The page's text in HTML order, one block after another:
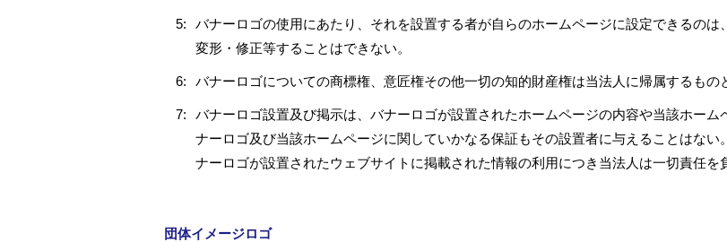
5:
バナーロゴの使用にあたり、それを設置する者が自らのホームページに設定できるのは
変形・修正等することはできない。
6: バナーロゴについての商標権、意匠権その他一切の知的財産権は当法人に帰属するもの
7:
バナーロゴ設置及び掲示は、バナーロゴが設置されたホームページの内容や当該ホー
ナーロゴ及び当該ホームページに関していかなる保証もその設置者に与えることはな
ナーロゴが設置されたウェブサイトに掲載された情報の利用につき当法人は一切責任を
団体イメージロゴ